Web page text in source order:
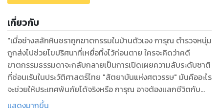
เกี่ยวกับ
"เมื่อช่างสลักหินชราถูกฆาตกรรมในบ้านตัวเอง การุณ ตำรวจหนุ่ม
ถูกส่งไปช่วยไขปริศนาที่เหยื่อทิ้งไว้ก่อนตาย ใครจะคิดว่าคดี
ฆาตกรรมธรรมดาจะกลับกลายเป็นการเปิดเผยความลับระดับชาติ
ที่ซ่อนเร้นในประวัติศาสตร์ไทย "สัตยาบันแห่งศตวรรษ" มันคืออะไร
จะช่วยให้ประเทศพ้นภัยได้จริงหรือ การุณ อาจต้องแลกชีวิตกับคำ
ตอบ
แสดงมากขึ้น